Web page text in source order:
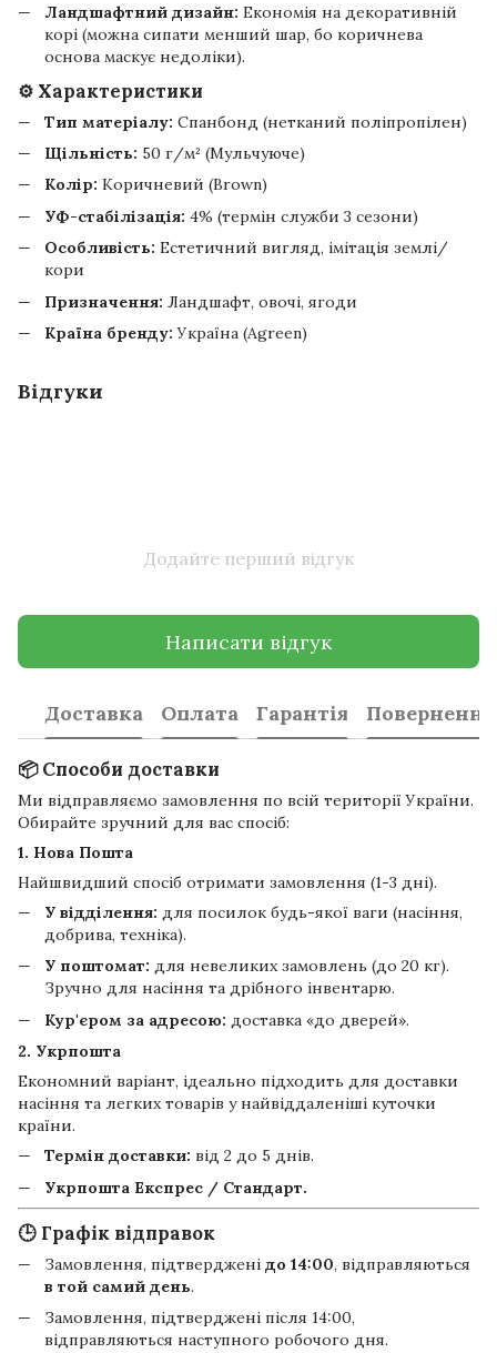
Ландшафтний дизайн: Економія на декоративній
корі (можна сипати менший шар, бо коричнева
основа маскує недоліки).
⚙️ Характеристики
Тип матеріалу: Спанбонд (нетканий поліпропілен)
Щільність: 50 г/м² (Мульчуюче)
Колір: Коричневий (Brown)
УФ-стабілізація: 4% (термін служби 3 сезони)
Особливість: Естетичний вигляд, імітація землі/
кори
Призначення: Ландшафт, овочі, ягоди
Країна бренду: Україна (Agreen)
Відгуки
Додайте перший відгук
Написати відгук
Доставка Оплата Гарантія Повернення
📦 Способи доставки
Ми відправляємо замовлення по всій території України.
Обирайте зручний для вас спосіб:
1. Нова Пошта
Найшвидший спосіб отримати замовлення (1-3 дні).
У відділення: для посилок будь-якої ваги (насіння,
добрива, техніка).
У поштомат: для невеликих замовлень (до 20 кг).
Зручно для насіння та дрібного інвентарю.
Кур'єром за адресою: доставка «до дверей».
2. Укрпошта
Економний варіант, ідеально підходить для доставки
насіння та легких товарів у найвіддаленіші куточки
країни.
Термін доставки: від 2 до 5 днів.
Укрпошта Експрес / Стандарт.
🕒 Графік відправок
Замовлення, підтверджені до 14:00, відправляються
в той самий день.
Замовлення, підтверджені після 14:00,
відправляються наступного робочого дня.